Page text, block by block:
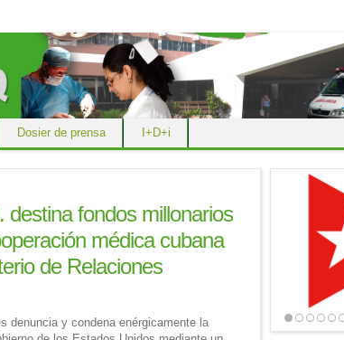
Dosier de prensa I+D+i
destina fondos millonarios
médica cubana
de Relaciones
denuncia y condena enérgicamente la